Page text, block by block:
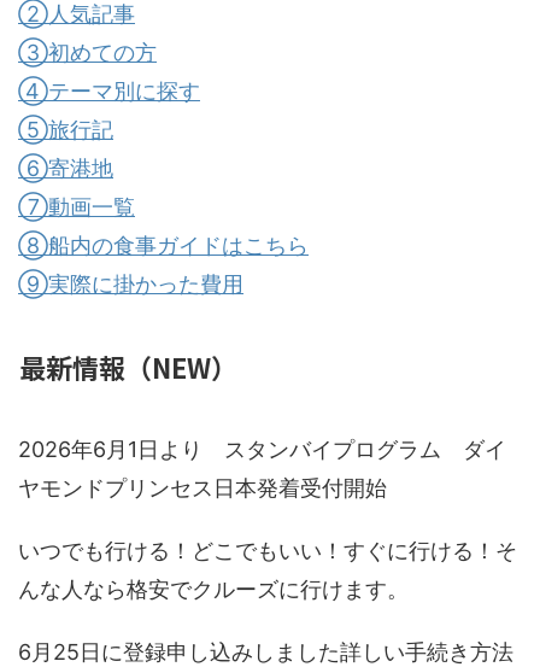
②人気記事
③初めての方
④テーマ別に探す
⑤旅行記
⑥寄港地
⑦動画一覧
⑧船内の食事ガイドはこちら
⑨実際に掛かった費用
最新情報（NEW）
2026年6月1日より スタンバイプログラム ダイ
ヤモンドプリンセス日本発着受付開始
いつでも行ける！どこでもいい！すぐに行ける！そ
んな人なら格安でクルーズに行けます。
6月25日に登録申し込みしました詳しい手続き方法